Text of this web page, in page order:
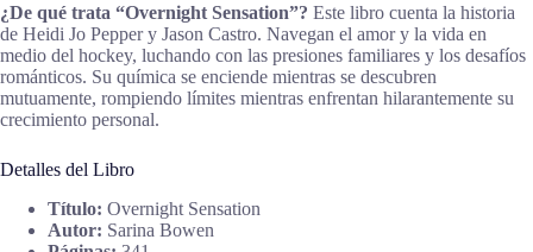
¿De qué trata “Overnight Sensation”? Este libro cuenta la historia
de Heidi Jo Pepper y Jason Castro. Navegan el amor y la vida en
medio del hockey, luchando con las presiones familiares y los desafíos
románticos. Su química se enciende mientras se descubren
mutuamente, rompiendo límites mientras enfrentan hilarantemente su
crecimiento personal.
Detalles del Libro
Título: Overnight Sensation
Autor: Sarina Bowen